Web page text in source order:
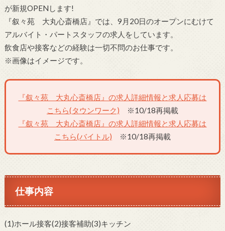
が新規OPENします!
『叙々苑 大丸心斎橋店』では、9月20日のオープンにむけて
アルバイト・パートスタッフの求人をしています。
飲食店や接客などの経験は一切不問のお仕事です。
※画像はイメージです。
『叙々苑 大丸心斎橋店』の求人詳細情報と求人応募は
こちら(タウンワーク) ※10/18再掲載
『叙々苑 大丸心斎橋店』の求人詳細情報と求人応募は
こちら(バイトル) ※10/18再掲載
仕事内容
(1)ホール接客(2)接客補助(3)キッチン